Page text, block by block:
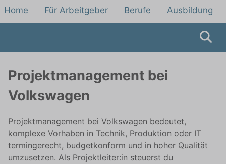
Home Für Arbeitgeber Berufe Ausbildung
Projektmanagement bei
Volkswagen
Projektmanagement bei Volkswagen bedeutet,
komplexe Vorhaben in Technik, Produktion oder IT
termingerecht, budgetkonform und in hoher Qualität
umzusetzen. Als Projektleiter:in steuerst du